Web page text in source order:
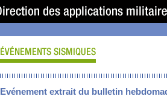
Evénement extrait du bulletin